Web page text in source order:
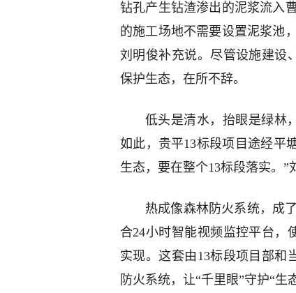
钻孔产生钻渣渗出的泥浆流入
的施工场地不需要设置泥浆池
刘明俊补充说。尽管设施建设
保护生态，在所不辞。
低头是清水，抬眼是绿林
如此，贵平13标段项目途经平
生态，要在整个13标段落实。”
热成像森林防火系统，成
合24小时智能视频监控平台，
实现。这套由13标段项目部和
防火系统，让“千里眼”守护“生